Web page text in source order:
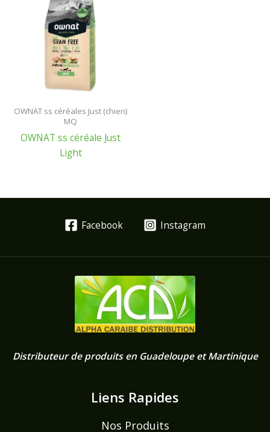
OWNAT ss céréales Just (chien)
MQ
OWNAT ss céréale Just
Light
Facebook Instagram
Distributeur de produits en Guadeloupe et Martinique
Liens Rapides
Nos Produits